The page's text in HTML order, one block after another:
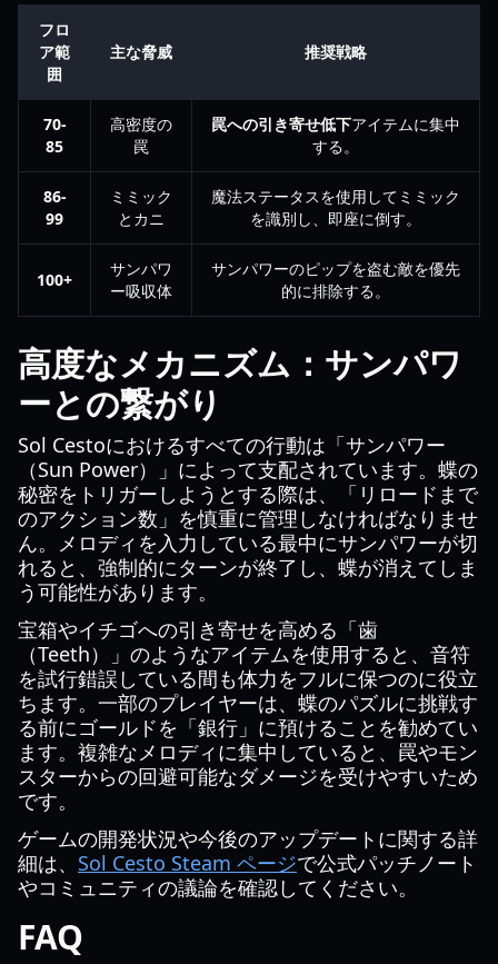
フロ
ア範
囲
主な脅威 推奨戦略
70-
85
高密度の
罠
罠への引き寄せ低下アイテムに集中
する。
86-
99
ミミック
とカニ
魔法ステータスを使用してミミック
を識別し、即座に倒す。
100+
サンパワ
ー吸収体
サンパワーのピップを盗む敵を優先
的に排除する。
高度なメカニズム：サンパワ
ーとの繋がり
Sol Cestoにおけるすべての行動は「サンパワー
（Sun Power）」によって支配されています。蝶の
秘密をトリガーしようとする際は、「リロードまで
のアクション数」を慎重に管理しなければなりませ
ん。メロディを入力している最中にサンパワーが切
れると、強制的にターンが終了し、蝶が消えてしま
う可能性があります。
宝箱やイチゴへの引き寄せを高める「歯
（Teeth）」のようなアイテムを使用すると、音符
を試行錯誤している間も体力をフルに保つのに役立
ちます。一部のプレイヤーは、蝶のパズルに挑戦す
る前にゴールドを「銀行」に預けることを勧めてい
ます。複雑なメロディに集中していると、罠やモン
スターからの回避可能なダメージを受けやすいため
です。
ゲームの開発状況や今後のアップデートに関する詳
細は、 Sol Cesto Steam ページで公式パッチノート
やコミュニティの議論を確認してください。
FAQ